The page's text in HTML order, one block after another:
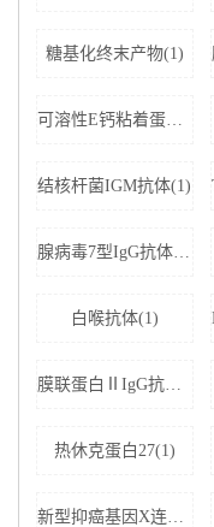
糖基化终末产物(1)
可溶性E钙粘着蛋白;可溶性上皮性钙黏附蛋白(1)
结核杆菌IGM抗体(1)
腺病毒7型IgG抗体(1)
白喉抗体(1)
膜联蛋白ⅡIgG抗体(1)
热休克蛋白27(1)
新型抑癌基因X连锁凋亡抑制蛋白相关因子-1(1)